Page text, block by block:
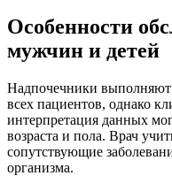
Особенности
мужчин и детей
Надпочечники
всех пациентов, однако
интерпретация данных
возраста и пола. Врач
сопутствующие
организма.